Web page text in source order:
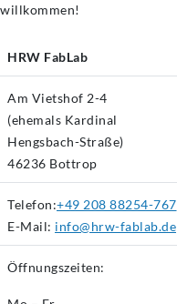
willkommen!
HRW FabLab
Am Vietshof 2-4
(ehemals Kardinal
Hengsbach-Straße)
46236 Bottrop
Telefon:+49 208 88254-767
E-Mail: info@hrw-fablab.de
Öffnungszeiten: